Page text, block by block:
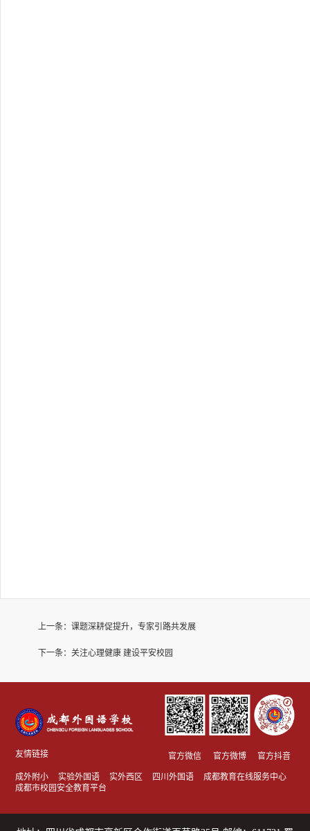
上一条： 课题深耕促提升，专家引路共发展
下一条： 关注心理健康 建设平安校园
友情链接
成外附小 实验外国语 实外西区 四川外国语
成都教育在线服务中心
成都市校园安全教育平台
官方抖音
官方微博
官方微信